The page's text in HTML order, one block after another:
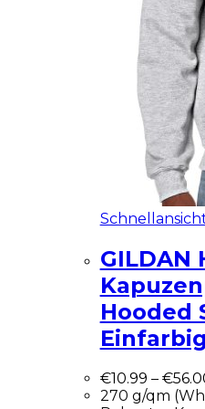
GILDAN
Hooded
Einfarbig
€10.99 – €
270 g/qm